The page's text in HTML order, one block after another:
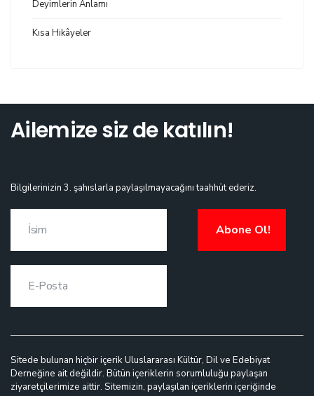
Deyimlerin Anlamı
Kısa Hikâyeler
Ailemize siz de katılın!
Bilgilerinizin 3. şahıslarla paylaşılmayacağını taahhüt ederiz.
Abone Ol!
Sitede bulunan hiçbir içerik Uluslararası Kültür, Dil ve Edebiyat
Derneğine ait değildir. Bütün içeriklerin sorumluluğu paylaşan
ziyaretçilerimize aittir. Sitemizin, paylaşılan içeriklerin içeriğinde